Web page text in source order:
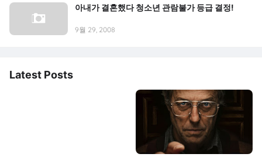
아내가 결혼했다 청소년 관람불가 등급 결정!
9월 29, 2008
Latest Posts